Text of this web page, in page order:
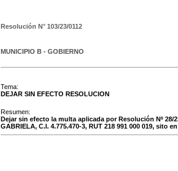
Resolución N° 103/23/0112
MUNICIPIO B - GOBIERNO
Tema:
DEJAR SIN EFECTO RESOLUCION
Resumen:
Dejar sin efecto la multa aplicada por Resolución Nº 28/
GABRIELA, C.I. 4.775.470-3, RUT 218 991 000 019, sito